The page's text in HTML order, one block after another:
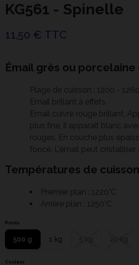
KG561 - Spinelle
11,50 € TTC
Émail grès ou
Plage de cuisson : 1200 -
Email brillant à effets.
Email cuivre rouge brillant.
plus fine, il apparaît blanc
rouges. En couche plus
foncé. L'émail peut cristalliser
Températures de
Premier plan : 1220°C
Arrière plan : 1250°C
Poids
500 g 1 kg
Couleur